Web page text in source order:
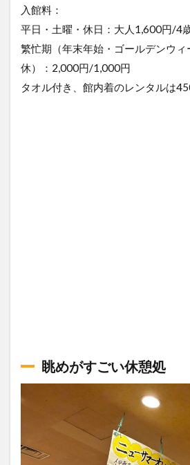
入館料：
平日・土曜・休日：大人1,600円/4
繁忙期（年末年始・ゴールデンウィ
休）：2,000円/1,000円
タオル付き、館内着のレンタルは
眺めがすごい休憩処